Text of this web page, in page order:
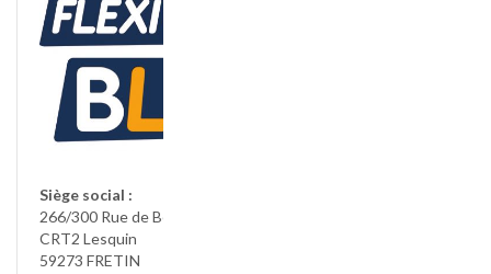
Siège social :
266/300 Rue de Berzin
CRT2 Lesquin
59273 FRETIN